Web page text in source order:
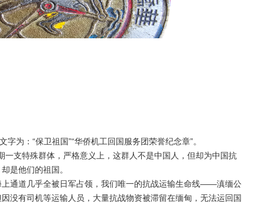
：“保卫祖国”“华侨机工回国服务团荣誉纪念章”。
支特殊群体，严格意义上，这群人不是中国人，但却为中国抗
是他们的祖国。
道几乎全被日军占领，我们唯一的抗战运输生命线——滇缅公
没有司机等运输人员，大量抗战物资被滞留在缅甸，无法运回国